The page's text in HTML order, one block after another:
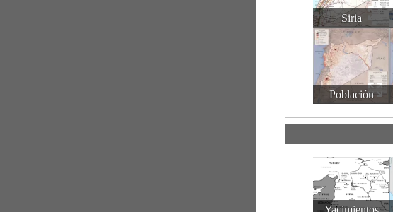
Siria
Población
Yacimientos